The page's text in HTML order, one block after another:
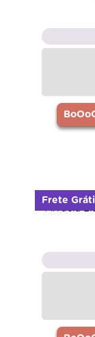
Arruela
Frete